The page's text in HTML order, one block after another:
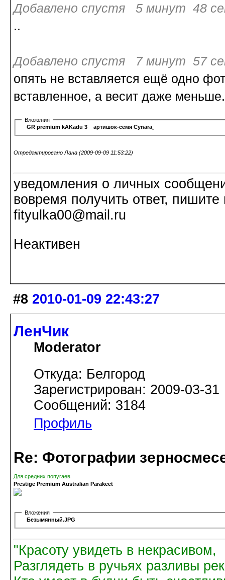
Добавлено спустя 5 минут 48
..
Добавлено спустя 7 минут 57
опять не вставляется ещё одно
вставленное, а весит даже меньше.
Вложения
GR premium kAKadu 3-1.JPGартишок-семя Cynara_cardunculus_nsh.jpg
Отредактировано Лана (2009-09-09 11:53:22)
уведомления о личных
вовремя получить ответ,
fityulka00@mail.ru
Неактивен
#8 2010-01-09 22:43:27
ЛенЧик
Moderator
Откуда: Белгород
Зарегистрирован: 2009-03-31
Сообщений: 3184
Профиль
Re: Фотографии
Для средних попугаев
Prestige Premium Australian Parakeet
Вложения
Безымянный.JPG
"Красоту увидеть в некрасивом,
Разглядеть в ручьях разливы